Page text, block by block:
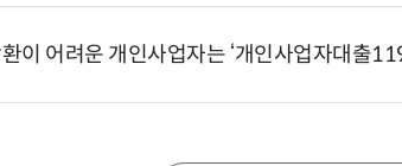
이 어려운 개인사업자는 ‘개인사업자대출